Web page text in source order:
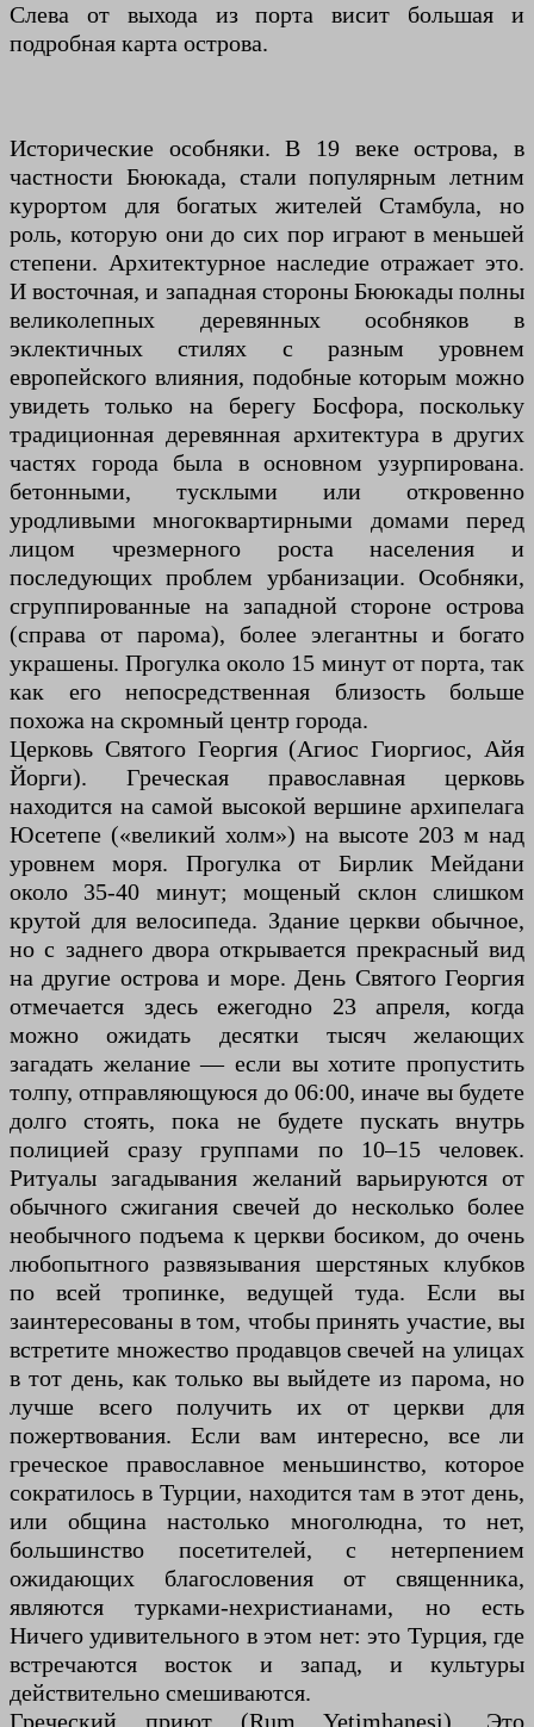
Слева от выхода из порта висит большая и
подробная карта острова.
Исторические особняки. В 19 веке острова, в
частности Бююкада, стали популярным летним
курортом для богатых жителей Стамбула, но
роль, которую они до сих пор играют в меньшей
степени. Архитектурное наследие отражает это.
И восточная, и западная стороны Бююкады полны
великолепных деревянных особняков в
эклектичных стилях с разным уровнем
европейского влияния, подобные которым можно
увидеть только на берегу Босфора, поскольку
традиционная деревянная архитектура в других
частях города была в основном узурпирована.
бетонными, тусклыми или откровенно
уродливыми многоквартирными домами перед
лицом чрезмерного роста населения и
последующих проблем урбанизации. Особняки,
сгруппированные на западной стороне острова
(справа от парома), более элегантны и богато
украшены. Прогулка около 15 минут от порта, так
как его непосредственная близость больше
похожа на скромный центр города.
Церковь Святого Георгия (Агиос Гиоргиос, Айя
Йорги). Греческая православная церковь
находится на самой высокой вершине архипелага
Юсетепе («великий холм») на высоте 203 м над
уровнем моря. Прогулка от Бирлик Мейдани
около 35-40 минут; мощеный склон слишком
крутой для велосипеда. Здание церкви обычное,
но с заднего двора открывается прекрасный вид
на другие острова и море. День Святого Георгия
отмечается здесь ежегодно 23 апреля, когда
можно ожидать десятки тысяч желающих
загадать желание — если вы хотите пропустить
толпу, отправляющуюся до 06:00, иначе вы будете
долго стоять, пока не будете пускать внутрь
полицией сразу группами по 10–15 человек.
Ритуалы загадывания желаний варьируются от
обычного сжигания свечей до несколько более
необычного подъема к церкви босиком, до очень
любопытного развязывания шерстяных клубков
по всей тропинке, ведущей туда. Если вы
заинтересованы в том, чтобы принять участие, вы
встретите множество продавцов свечей на улицах
в тот день, как только вы выйдете из парома, но
лучше всего получить их от церкви для
пожертвования. Если вам интересно, все ли
греческое православное меньшинство, которое
сократилось в Турции, находится там в этот день,
или община настолько многолюдна, то нет,
большинство посетителей, с нетерпением
ожидающих благословения от священника,
являются турками-нехристианами, но есть
Ничего удивительного в этом нет: это Турция, где
встречаются восток и запад, и культуры
действительно смешиваются.
Греческий приют (Rum Yetimhanesi). Это